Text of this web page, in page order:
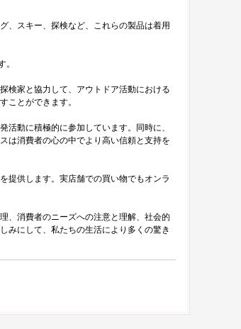
、スキー、探検など、これらの製品は着用
。
検家と協力して、アウトドア活動における
ことができます。
動に積極的に参加しています。同時に、
は消費者の心の中でより高い信頼と支持を
提供します。実店舗での買い物でもオンラ
、消費者のニーズへの注意と理解、社会的
みにして、私たちの生活により多くの驚き